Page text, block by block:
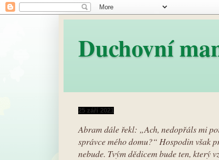
Duchovní
25 září 2021
Abram dále řekl: „Ach, nedopřáls mi
správce mého domu?“ Hospodin však
nebude. Tvým dědicem bude ten, který